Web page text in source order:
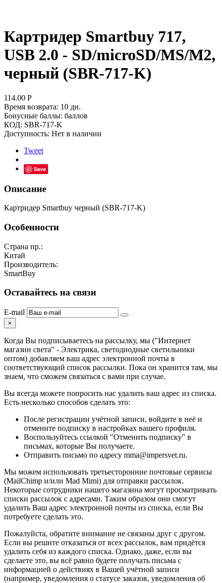
Картридер Smartbuy 717,
USB 2.0 - SD/microSD/MS/M2,
черный (SBR-717-K)
114.00 Р
Время возврата: 10 дн.
Бонусные баллы: баллов
КОД: SBR-717-K
Доступность: Нет в наличии
Tweet
Save
Описание
Картридер Smartbuy черный (SBR-717-K)
Особенности
Страна пр.:
Китай
Производитель:
SmartBuy
Оставайтесь на связи
E-mail
×
Когда Вы подписываетесь на рассылку, мы ("Интернет
магазин света" - Электрика, светодиодные светильники
оптом) добавляем ваш адрес электронной почты в
соответствующий список рассылки. Пока он хранится там, мы
знаем, что сможем связаться с вами при случае.
Вы всегда можете попросить нас удалить ваш адрес из списка.
Есть несколько способов сделать это:
После регистрации учётной записи, войдите в неё и
отмените подписку в настройках вашего профиля.
Воспользуйтесь ссылкой "Отменить подписку" в
письмах, которые Вы получаете.
Отправить письмо по адресу mma@impersvet.ru.
Мы можем использовать третьесторонние почтовые сервисы
(MailChimp и/или Mad Mimi) для отправки рассылок.
Некоторые сотрудники нашего магазина могут просматривать
списки рассылок с адресами. Таким образом они смогут
удалить Ваш адрес электронной почты из списка, если Вы
потребуете сделать это.
Пожалуйста, обратите внимание не связаны друг с другом.
Если вы решите отказаться от всех рассылок, вам придётся
удалить себя из каждого списка. Однако, даже, если вы
сделаете это, вы всё равно будете получать письма с
информацией о действиях в Вашей учётной записи
(например, уведомления о статусе заказов, уведомления об